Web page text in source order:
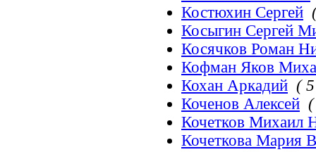
Костюхин Сергей
Косыгин Сергей
Косячков Роман
Кофман Яков
Кохан Аркадий (
Коченов Алексей
Кочетков Михаил
Кочеткова Мария